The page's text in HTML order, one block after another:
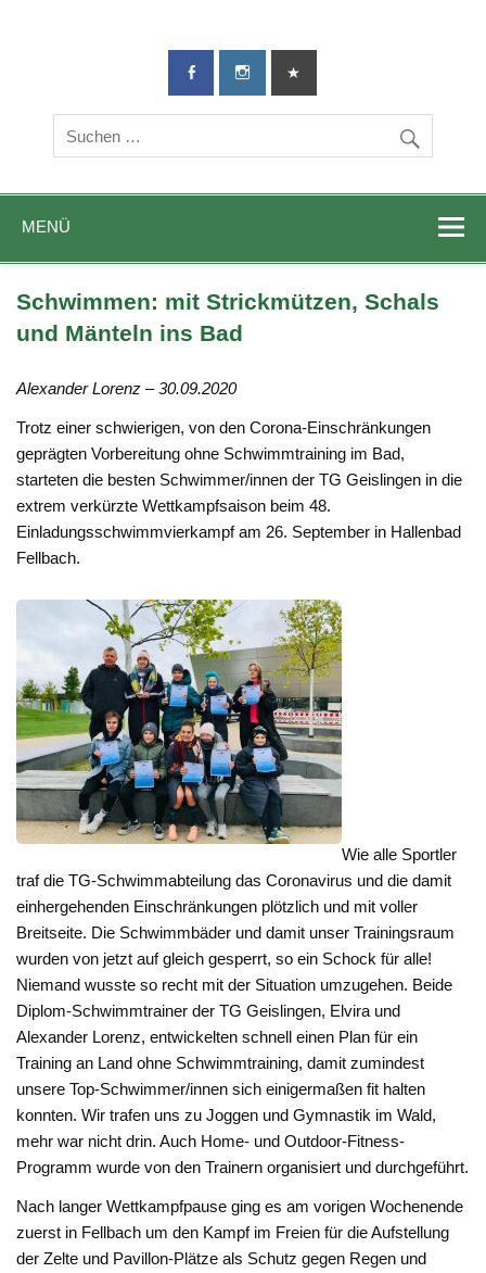
TG-Geislingen
DIE Sportadresse in Geislingen!
MENÜ
Schwimmen: mit Strickmützen, Schals
und Mänteln ins Bad
Alexander Lorenz – 30.09.2020
Trotz einer schwierigen, von den Corona-Einschränkungen
geprägten Vorbereitung ohne Schwimmtraining im Bad,
starteten die besten Schwimmer/innen der TG Geislingen in die
extrem verkürzte Wettkampfsaison beim 48.
Einladungsschwimmvierkampf am 26. September in Hallenbad
Fellbach.
Wie alle Sportler
traf die TG-Schwimmabteilung das Coronavirus und die damit
einhergehenden Einschränkungen plötzlich und mit voller
Breitseite. Die Schwimmbäder und damit unser Trainingsraum
wurden von jetzt auf gleich gesperrt, so ein Schock für alle!
Niemand wusste so recht mit der Situation umzugehen. Beide
Diplom-Schwimmtrainer der TG Geislingen, Elvira und
Alexander Lorenz, entwickelten schnell einen Plan für ein
Training an Land ohne Schwimmtraining, damit zumindest
unsere Top-Schwimmer/innen sich einigermaßen fit halten
konnten. Wir trafen uns zu Joggen und Gymnastik im Wald,
mehr war nicht drin. Auch Home- und Outdoor-Fitness-
Programm wurde von den Trainern organisiert und durchgeführt.
Nach langer Wettkampfpause ging es am vorigen Wochenende
zuerst in Fellbach um den Kampf im Freien für die Aufstellung
der Zelte und Pavillon-Plätze als Schutz gegen Regen und